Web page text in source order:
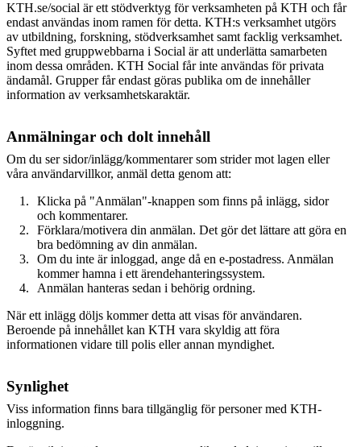
KTH.se/social är ett stödverktyg för verksamheten på KTH och får
endast användas inom ramen för detta. KTH:s verksamhet utgörs
av utbildning, forskning, stödverksamhet samt facklig verksamhet.
Syftet med gruppwebbarna i Social är att underlätta samarbeten
inom dessa områden. KTH Social får inte användas för privata
ändamål. Grupper får endast göras publika om de innehåller
information av verksamhetskaraktär.
Anmälningar och dolt innehåll
Om du ser sidor/inlägg/kommentarer som strider mot lagen eller
våra användarvillkor, anmäl detta genom att:
Klicka på "Anmälan"-knappen som finns på inlägg, sidor
och kommentarer.
Förklara/motivera din anmälan. Det gör det lättare att göra en
bra bedömning av din anmälan.
Om du inte är inloggad, ange då en e-postadress. Anmälan
kommer hamna i ett ärendehanteringssystem.
Anmälan hanteras sedan i behörig ordning.
När ett inlägg döljs kommer detta att visas för användaren.
Beroende på innehållet kan KTH vara skyldig att föra
informationen vidare till polis eller annan myndighet.
Synlighet
Viss information finns bara tillgänglig för personer med KTH-
inloggning.